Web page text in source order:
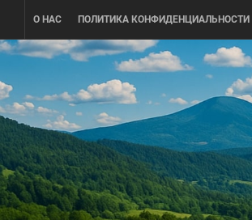
content
О НАС ПОЛИТИКА КОНФИДЕНЦИАЛЬНОСТИ